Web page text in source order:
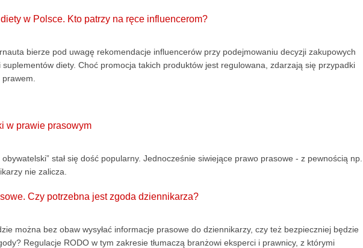
w Polsce. Kto patrzy na ręce influencerom?
bierze pod uwagę rekomendacje influencerów przy podejmowaniu decyzji zakupowych
suplementów diety. Choć promocja takich produktów jest regulowana, zdarzają się przypadki
w prawie prasowym
stał się dość popularny. Jednocześnie siwiejące prawo prasowe - z pewnością np.
nie zalicza.
Czy potrzebna jest zgoda dziennikarza?
można bez obaw wysyłać informacje prasowe do dziennikarzy, czy też bezpieczniej będzie
Regulacje RODO w tym zakresie tłumaczą branżowi eksperci i prawnicy, z którymi